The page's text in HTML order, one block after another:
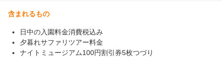
含まれるもの
日中の入園料金消費税込み
夕暮れサファリツアー料金
ナイトミュージアム100円割引券5枚つづり